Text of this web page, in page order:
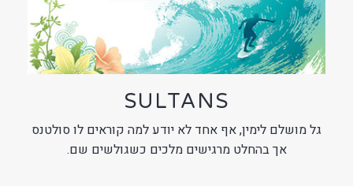
SULTANS
גל מושלם לימין, אף אחד לא יודע למה קוראים לו סולטנס
אך בהחלט מרגישים מלכים כשגולשים שם.